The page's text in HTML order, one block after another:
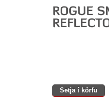
Setja í körfu